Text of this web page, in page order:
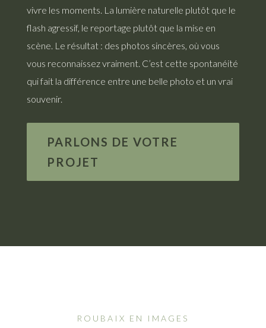
vivre les moments. La lumière naturelle plutôt que le
flash agressif, le reportage plutôt que la mise en
scène. Le résultat : des photos sincères, où vous
vous reconnaissez vraiment. C’est cette spontanéité
qui fait la différence entre une belle photo et un vrai
souvenir.
PARLONS DE VOTRE
PROJET
ROUBAIX EN IMAGES